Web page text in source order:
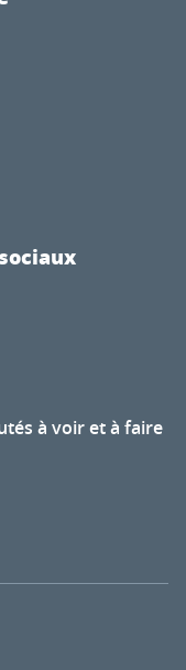
à voir et à faire